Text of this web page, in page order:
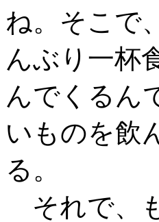
ね。そこで
んぶり一杯
んでくるん
いものを飲
る。
それで、